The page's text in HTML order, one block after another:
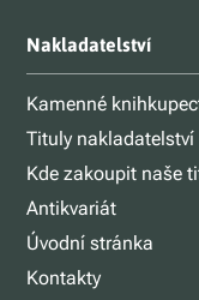
Nakladatelství
Kamenné
Tituly nakladatelství
Kde zakoupit naše
Antikvariát
Úvodní stránka
Kontakty